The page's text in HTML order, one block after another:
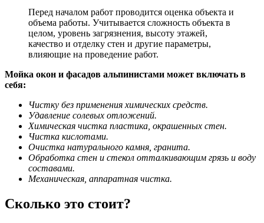
Перед началом работ проводится оценка объекта и
объема работы. Учитывается сложность объекта в
целом, уровень загрязнения, высоту этажей,
качество и отделку стен и другие параметры,
влияющие на проведение работ.
Мойка окон и фасадов альпинистами может включать в
себя:
Чистку без применения химических средств.
Удавление солевых отложений.
Химическая чистка пластика, окрашенных стен.
Чистка кислотами.
Очистка натурального камня, гранита.
Обработка стен и стекол отталкивающим грязь и воду
составами.
Механическая, аппаратная чистка.
Сколько это стоит?